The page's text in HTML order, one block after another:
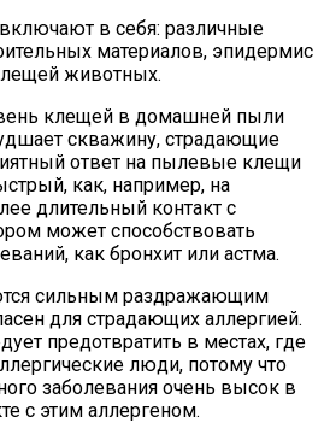
в себя: различные
материалов, эпидермис
животных.
клещей в домашней пыли
скважину, страдающие
ответ на пылевые клещи
как, например, на
длительный контакт с
может способствовать
как бронхит или астма.
сильным раздражающим
для страдающих аллергией.
предотвратить в местах, где
люди, потому что
заболевания очень высок в
с этим аллергеном.